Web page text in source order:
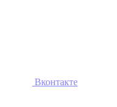
Вконтакте